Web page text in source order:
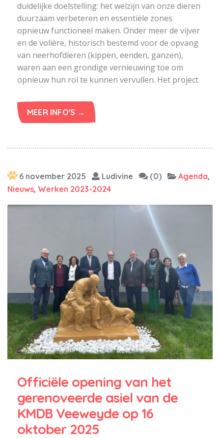
duidelijke doelstelling: het welzijn van onze dieren
duurzaam verbeteren en essentiële zones
opnieuw functioneel maken. Onder meer de vijver
en de volière, historisch bestemd voor de opvang
van neerhofdieren (kippen, eenden, ganzen),
waren aan een grondige vernieuwing toe om
opnieuw hun rol te kunnen vervullen. Het project
MEER INFO'S →
6 november 2025 Ludivine (0) Agenda,
Nieuws, Werken 2023-2024
Officiële opening van het
gerenoveerde asiel van de
KMDB Veeweyde op 16
oktober 2025